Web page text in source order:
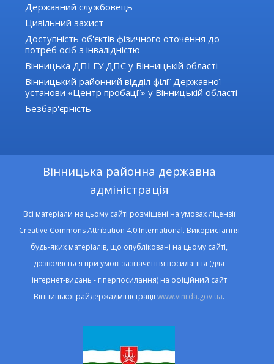
Державний службовець
Цивільний захист
Доступність об'єктів фізичного оточення до
потреб осіб з інвалідністю
Вінницька ДПІ ГУ ДПС у Вінницькій області
Вінницький районний відділ філії Державної
установи «Центр пробації» у Вінницькій області
Безбар'єрність
Вінницька районна державна
адміністрація
Всі матеріали на цьому сайті розміщені на умовах ліцензії
Creative Commons Attribution 4.0 International. Використання
будь-яких матеріалів, що опубліковані на цьому сайті,
дозволяється при умові зазначення посилання (для
інтернет-видань - гіперпосилання) на офіційний сайт
Вінницької райдержадміністраціїwww.vinrda.gov.ua.